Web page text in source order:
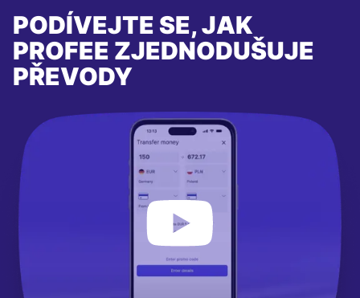
PODÍVEJTE SE, JAK
PROFEE ZJEDNODUŠUJE
PŘEVODY